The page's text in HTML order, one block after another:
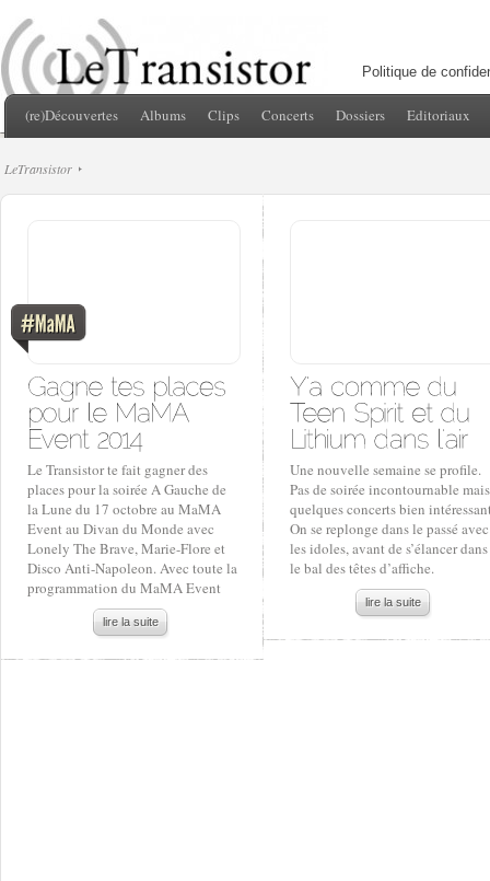
Politique de
(re)Découvertes Albums Clips Concerts Dossiers Editoriaux
LeTransistor
Le Transistor te fait gagner des
places pour la soirée A Gauche de
la Lune du 17 octobre au MaMA
Event au Divan du Monde avec
Lonely The Brave, Marie-Flore et
Disco Anti-Napoleon. Avec toute la
programmation du MaMA Event
lire la suite
Une nouvelle semaine se profile.
Pas de soirée incontournable mais
quelques concerts bien
On se replonge dans le passé avec
les idoles, avant de s’élancer dans
le bal des têtes d’affiche.
lire la suite